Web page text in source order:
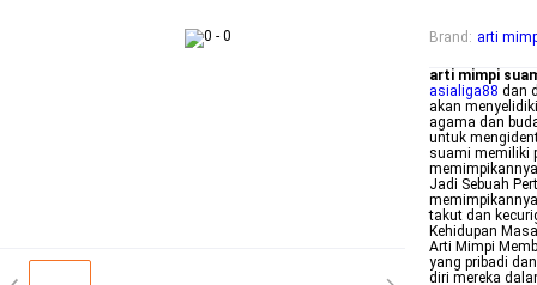
Brand : arti
arti mimpi
asialiga88 dan
akan
agama dan
untuk
suami memiliki
Jadi Sebuah
takut dan
Kehidupan
Arti Mimpi
yang pribadi
diri mereka